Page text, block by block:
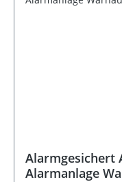
Alarmgesichert
Alarmanlage